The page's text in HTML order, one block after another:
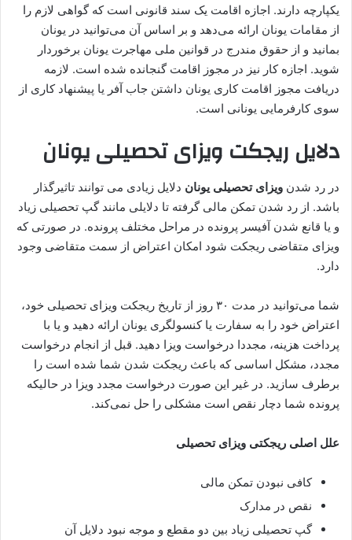
یکپارچه دارند. اجازه اقامت یک سند قانونی است که گواهی لازم را
از مقامات یونان ارائه می‌دهد و بر اساس آن می‌توانید در یونان
بمانید و از حقوق مندرج در قوانین ملی مهاجرت یونان برخوردار
شوید. اجازه کار نیز در مجوز اقامت گنجانده شده است. لازمه
دریافت مجوز اقامت کاری یونان داشتن جاب آفر یا پیشنهاد کاری از
سوی کارفرمایی یونانی است.
دلایل ریجکت ویزای تحصیلی یونان
در رد شدن ویزای تحصیلی یونان دلایل زیادی می توانند تاثیرگذار
باشد. از رد شدن تمکن مالی گرفته تا دلایلی مانند گپ تحصیلی زیاد
و یا قانع شدن آفیسر پرونده در مراحل مختلف پرونده. در صورتی که
ویزای متقاضی ریجکت شود امکان اعتراض از سمت متقاضی وجود
دارد.
شما می‌توانید در مدت ۳۰ روز از تاریخ ریجکت ویزای تحصیلی خود،
اعتراض خود را به سفارت یا کنسولگری یونان ارائه دهید و یا با
پرداخت هزینه، مجددا درخواست ویزا دهید. قبل از انجام درخواست
مجدد، مشکل اساسی که باعث ریجکت شدن شما شده است را
برطرف سازید. در غیر این صورت درخواست مجدد ویزا در حالیکه
پرونده شما دچار نقص است مشکلی را حل نمی‌کند.
علل اصلی ریجکتی ویزای تحصیلی
کافی نبودن تمکن مالی
نقص در مدارک
گپ تحصیلی زیاد بین دو مقطع و موجه نبود دلایل آن